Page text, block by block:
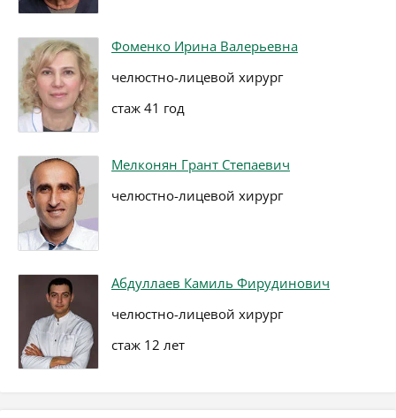
Фоменко Ирина Валерьевна
челюстно-лицевой хирург
стаж 41 год
Мелконян Грант Степаевич
челюстно-лицевой хирург
Абдуллаев Камиль Фирудинович
челюстно-лицевой хирург
стаж 12 лет